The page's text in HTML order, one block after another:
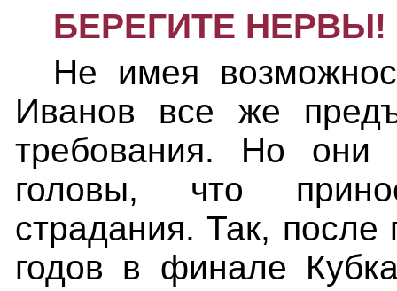
БЕРЕГИТЕ НЕРВЫ!
Не имея
Иванов все же
требования. Но они
головы, что
страдания. Так,
годов в финале